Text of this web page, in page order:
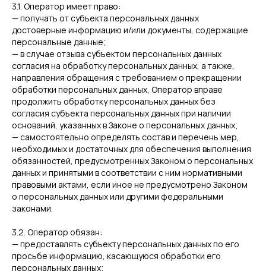
3.1. Оператор имеет право:
— получать от субъекта персональных данных
достоверные информацию и/или документы, содержащие
персональные данные;
— в случае отзыва субъектом персональных данных
согласия на обработку персональных данных, а также,
направления обращения с требованием о прекращении
обработки персональных данных, Оператор вправе
продолжить обработку персональных данных без
согласия субъекта персональных данных при наличии
оснований, указанных в Законе о персональных данных;
— самостоятельно определять состав и перечень мер,
необходимых и достаточных для обеспечения выполнения
обязанностей, предусмотренных Законом о персональных
данных и принятыми в соответствии с ним нормативными
правовыми актами, если иное не предусмотрено Законом
о персональных данных или другими федеральными
законами.
3.2. Оператор обязан:
— предоставлять субъекту персональных данных по его
просьбе информацию, касающуюся обработки его
персональных данных;